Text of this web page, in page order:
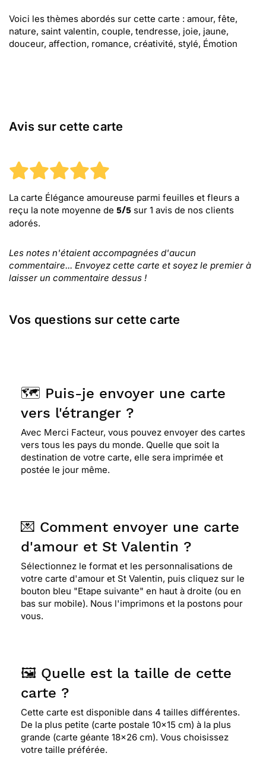
Voici les thèmes abordés sur cette carte : amour, fête,
nature, saint valentin, couple, tendresse, joie, jaune,
douceur, affection, romance, créativité, stylé, Émotion
Avis sur cette carte
La carte Élégance amoureuse parmi feuilles et fleurs a
reçu la note moyenne de 5/5 sur 1 avis de nos clients
adorés.
Les notes n'étaient accompagnées d'aucun
commentaire... Envoyez cette carte et soyez le premier à
laisser un commentaire dessus !
Vos questions sur cette carte
🗺️ Puis-je envoyer une carte
vers l'étranger ?
Avec Merci Facteur, vous pouvez envoyer des cartes
vers tous les pays du monde. Quelle que soit la
destination de votre carte, elle sera imprimée et
postée le jour même.
💌 Comment envoyer une carte
d'amour et St Valentin ?
Sélectionnez le format et les personnalisations de
votre carte d'amour et St Valentin, puis cliquez sur le
bouton bleu "Etape suivante" en haut à droite (ou en
bas sur mobile). Nous l'imprimons et la postons pour
vous.
🖼️ Quelle est la taille de cette
carte ?
Cette carte est disponible dans 4 tailles différentes.
De la plus petite (carte postale 10x15 cm) à la plus
grande (carte géante 18x26 cm). Vous choisissez
votre taille préférée.